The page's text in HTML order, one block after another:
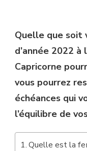
Quelle que soit
d’année 2022
Capricorne
vous pourrez
échéances qui
l’équilibre de
Quelle est la